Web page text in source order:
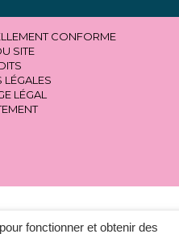
fonctionner et obtenir des
CONFORME
SITE
LÉGALES
LÉGAL